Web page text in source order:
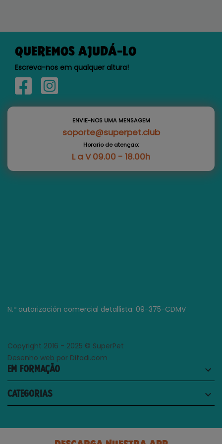
QUEREMOS AJUDÁ-LO
Escreva-nos em qualquer altura!
ENVIE-NOS UMA MENSAGEM
soporte@superpet.club
Horario de atençao:
L a V 09.00 - 18.00h
N.º autorización comercial detallista: 09-375-CDMV
Copyright 2016 - 2025 © SuperPet
Desenho web por Difadi.com
EM FORMAÇÃO keyboard_arrow_down
CATEGORIAS keyboard_arrow_down